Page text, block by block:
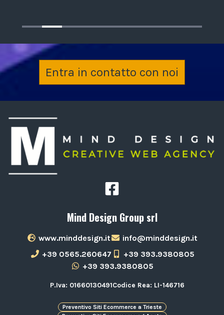
Entra in contatto con noi
Mind Design Group srl
www.minddesign.it
info@minddesign.it
+39 0565.260647
+39 393.9380805
+39 393.9380805
P.Iva: 01660130491Codice Rea: LI-146716
Preventivo Siti Ecommerce a Trieste